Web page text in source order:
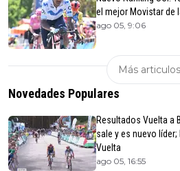
el mejor Movistar de
ago 05, 9:06
Más articulos
Novedades Populares
Resultados Vuelta a
sale y es nuevo
Vuelta
ago 05, 16:55